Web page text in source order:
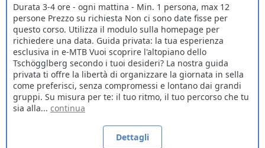
Durata 3-4 ore - ogni mattina - Min. 1 persona, max 12
persone Prezzo su richiesta Non ci sono date fisse per
questo corso. Utilizza il modulo sulla homepage per
richiedere una data. Guida privata: la tua esperienza
esclusiva in e-MTB Vuoi scoprire l'altopiano dello
Tschögglberg secondo i tuoi desideri? La nostra guida
privata ti offre la libertà di organizzare la giornata in sella
come preferisci, senza compromessi e lontano dai grandi
gruppi. Su misura per te: il tuo ritmo, il tuo percorso che tu
sia alla... continua
Dettagli